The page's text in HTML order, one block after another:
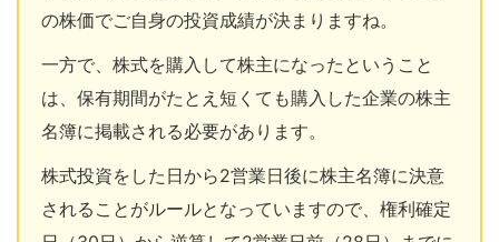
の株価でご自身の投資成績が決まりますね。
一方で、株式を購入して株主になったということ
は、保有期間がたとえ短くても購入した企業の株主
名簿に掲載される必要があります。
株式投資をした日から2営業日後に株主名簿に決意
されることがルールとなっていますので、権利確定